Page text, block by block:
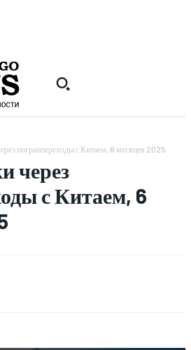
погранпереходы с Китаем, 6 месяцев 2025
через
с Китаем, 6